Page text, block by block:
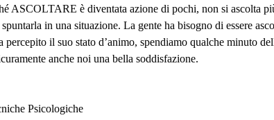
ASCOLTARE è diventata azione di pochi, non si ascolta
in una situazione. La gente ha bisogno di essere
percepito il suo stato d’animo, spendiamo qualche minuto
anche noi una bella soddisfazione.
Psicologiche